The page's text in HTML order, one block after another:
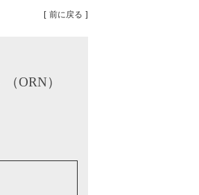
[ 前に戻る ]
ORN）